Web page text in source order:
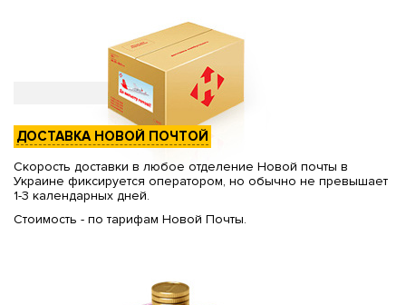
ДОСТАВКА НОВОЙ ПОЧТОЙ
Скорость доставки в любое отделение Новой почты в
Украине фиксируется оператором, но обычно не превышает
1-3 календарных дней.
Стоимость - по тарифам Новой Почты.